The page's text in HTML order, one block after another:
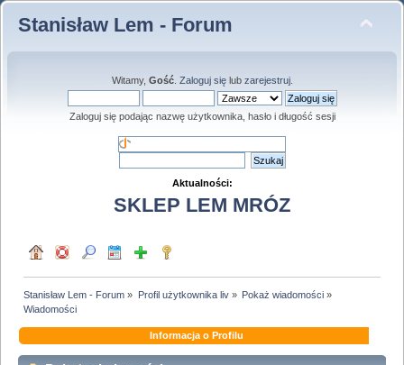
Stanisław Lem - Forum
Witamy, Gość. Zaloguj sięlub zarejestruj.
Zaloguj się podając nazwę użytkownika, hasło i długość sesji
Aktualności:
SKLEP LEM MRÓZ
Stanisław Lem - Forum » Profil użytkownika liv» Pokaż wiadomości»
Wiadomości
Informacja o Profilu